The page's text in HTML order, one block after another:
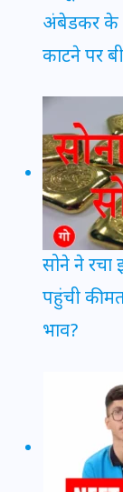
अंबेडकर के
काटने पर
सोने ने रचा
पहुंची
भाव?